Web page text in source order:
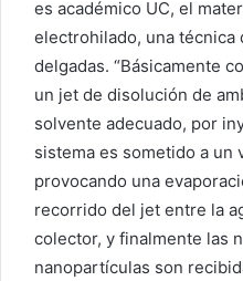
es académico UC, el
electrohilado, una técnica
delgadas. “Básicamente
un jet de disolución de
solvente adecuado, por
sistema es sometido a un
provocando una
recorrido del jet entre la
colector, y finalmente las
nanopartículas son